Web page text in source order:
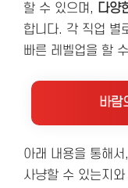
할 수 있으며, 다양
합니다. 각 직업 별
빠른 레벨업을 할
바람
아래 내용을 통해
사냥할 수 있는지